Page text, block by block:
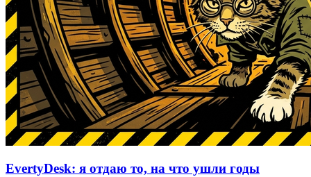
EvertyDesk: я отдаю то, на что ушли годы